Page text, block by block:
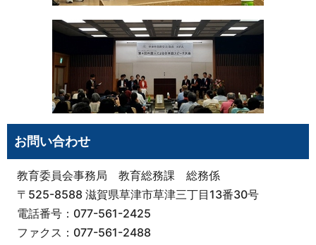
お問い合わせ
教育委員会事務局 教育総務課 総務係
〒525-8588 滋賀県草津市草津三丁目13番30号
電話番号：077-561-2425
ファクス：077-561-2488